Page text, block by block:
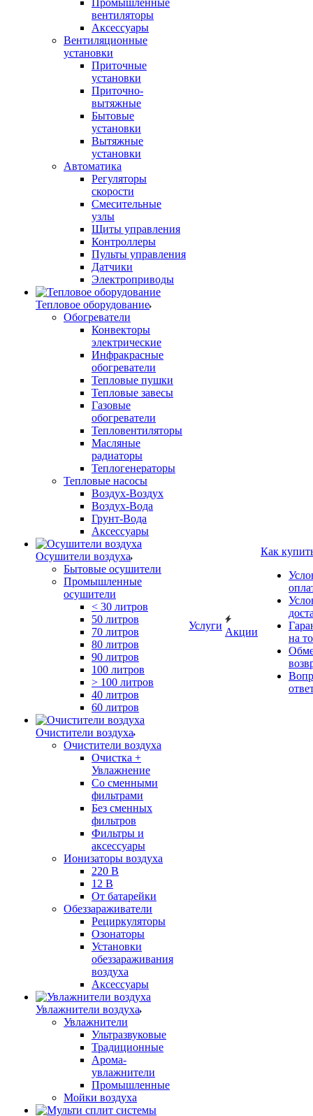
Промышленные
вентиляторы
Аксессуары
Вентиляционные
установки
Приточные
установки
Приточно-
вытяжные
Бытовые
установки
Вытяжные
установки
Автоматика
Регуляторы
скорости
Смесительные
узлы
Щиты управления
Контроллеры
Пульты управления
Датчики
Электроприводы
Тепловое оборудование
Обогреватели
Конвекторы
электрические
Инфракрасные
обогреватели
Тепловые пушки
Тепловые завесы
Газовые
обогреватели
Тепловентиляторы
Масляные
радиаторы
Теплогенераторы
Тепловые насосы
Воздух-Воздух
Воздух-Вода
Грунт-Вода
Аксессуары
Осушители воздуха
Бытовые осушители
Промышленные
осушители
< 30 литров
50 литров
70 литров
80 литров
90 литров
100 литров
> 100 литров
40 литров
60 литров
Очистители воздуха
Очистители воздуха
Очистка +
Увлажнение
Cо сменными
фильтрами
Без сменных
фильтров
Фильтры и
аксессуары
Ионизаторы воздуха
220 В
12 В
От батарейки
Обеззараживатели
Рециркуляторы
Озонаторы
Установки
обеззараживания
воздуха
Аксессуары
Увлажнители воздуха
Увлажнители
Ультразвуковые
Традиционные
Арома-
увлажнители
Промышленные
Мойки воздуха
Услуги
Акции
Как
на